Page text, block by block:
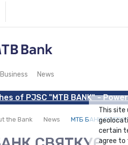
Business News
of PJSC "MTB BANK" -
the Bank News МТБ БАНК
This site
certain
agree to